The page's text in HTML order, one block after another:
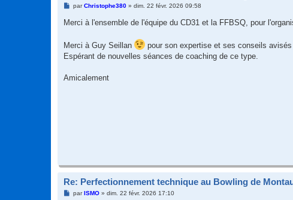
M
s
e
parChristophe380» dim. 22 févr. 2026 09:58
Merci à l'ensemble de l'équipe du CD31 et la FFBSQ, pour
Merci à Guy Seillan
pour son expertise et ses conseils
Espérant de nouvelles séances de coaching de ce type.
Amicalement
Re: Perfectionnement technique au Bowling de
MparISMO» dim. 22 févr. 2026 17:10